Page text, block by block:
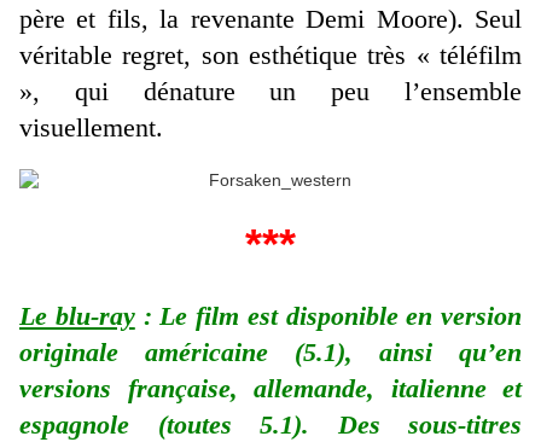
père et fils, la revenante Demi Moore). Seul
véritable regret, son esthétique très « téléfilm
», qui dénature un peu l’ensemble
visuellement.
***
Le blu-ray: Le film est disponible en version
originale américaine (5.1), ainsi qu’en
versions française, allemande, italienne et
espagnole (toutes 5.1). Des sous-titres